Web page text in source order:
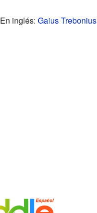
En inglés: Gaius